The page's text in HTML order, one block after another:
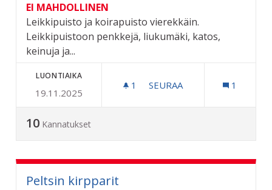
EI MAHDOLLINEN
Leikkipuisto ja koirapuisto vierekkäin.
Leikkipuistoon penkkejä, liukumäki, katos,
keinuja ja...
LUONTIAIKA
19.11.2025
1 1 SEURAAJA
SEURAA 1
10 Kannatukset
Peltsin kirpparit